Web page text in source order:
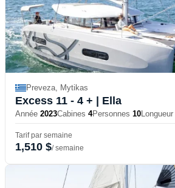
Preveza, Mytikas
Excess 11 - 4 + | Ella
Année 2023Cabines 4Personnes 10Longueur
Tarif par semaine
1,510 $/ semaine